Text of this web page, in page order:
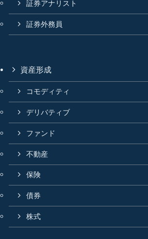
証券アナリスト
証券外務員
資産形成
コモディティ
デリバティブ
ファンド
不動産
保険
債券
株式